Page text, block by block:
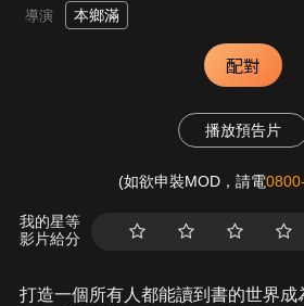
導演 本鄉滿
配對
播放預告片
(如欲申裝MOD，請電
我的星等
影片給分
打造一個所有人都能讀到書的世界成